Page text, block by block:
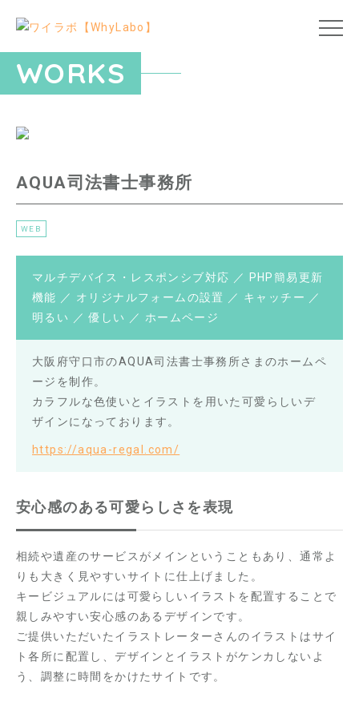
WORKS
AQUA司法書士事務所
WEB
マルチデバイス・レスポンシブ対応 ／ PHP簡易更新
機能 ／ オリジナルフォームの設置 ／ キャッチー ／
明るい ／ 優しい ／ ホームページ
大阪府守口市のAQUA司法書士事務所さまのホームペ
ージを制作。
カラフルな色使いとイラストを用いた可愛らしいデ
ザインになっております。
https://aqua-regal.com/
安心感のある可愛らしさを表現
相続や遺産のサービスがメインということもあり、通常よ
りも大きく見やすいサイトに仕上げました。
キービジュアルには可愛らしいイラストを配置することで
親しみやすい安心感のあるデザインです。
ご提供いただいたイラストレーターさんのイラストはサイ
ト各所に配置し、デザインとイラストがケンカしないよ
う、調整に時間をかけたサイトです。